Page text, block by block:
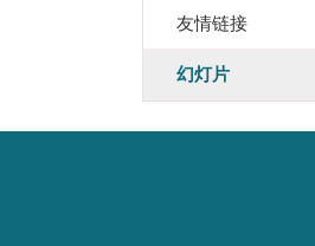
友情链接
幻灯片